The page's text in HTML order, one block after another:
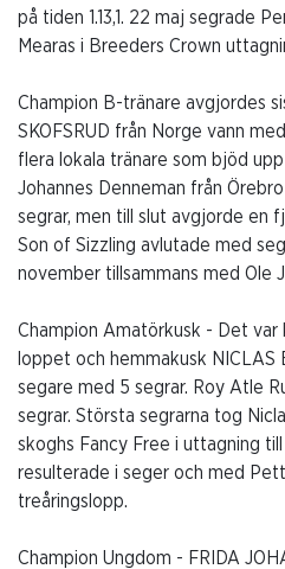
på tiden 1.13,1. 22 maj segrade
Mearas i Breeders Crown
Champion B-tränare avgjordes
SKOFSRUD från Norge vann
flera lokala tränare som bjöd
Johannes Denneman från
segrar, men till slut avgjorde en
Son of Sizzling avlutade med
november tillsammans med Ole
Champion Amatörkusk - Det var
loppet och hemmakusk NICLAS
segare med 5 segrar. Roy Atle
segrar. Största segrarna tog
skoghs Fancy Free i uttagning
resulterade i seger och med
treåringslopp.
Champion Ungdom - FRIDA